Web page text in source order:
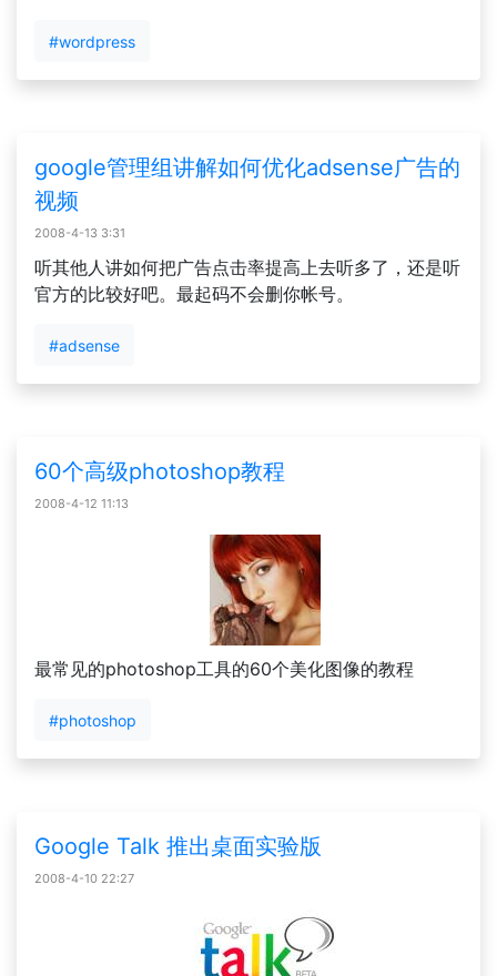
#wordpress
google管理组讲解如何优化adsense广告的
视频
2008-4-13 3:31
听其他人讲如何把广告点击率提高上去听多了，还是听
官方的比较好吧。最起码不会删你帐号。
#adsense
60个高级photoshop教程
2008-4-12 11:13
最常见的photoshop工具的60个美化图像的教程
#photoshop
Google Talk 推出桌面实验版
2008-4-10 22:27